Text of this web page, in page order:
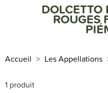
Accueil Les Appellations
ROUGES
1 produit